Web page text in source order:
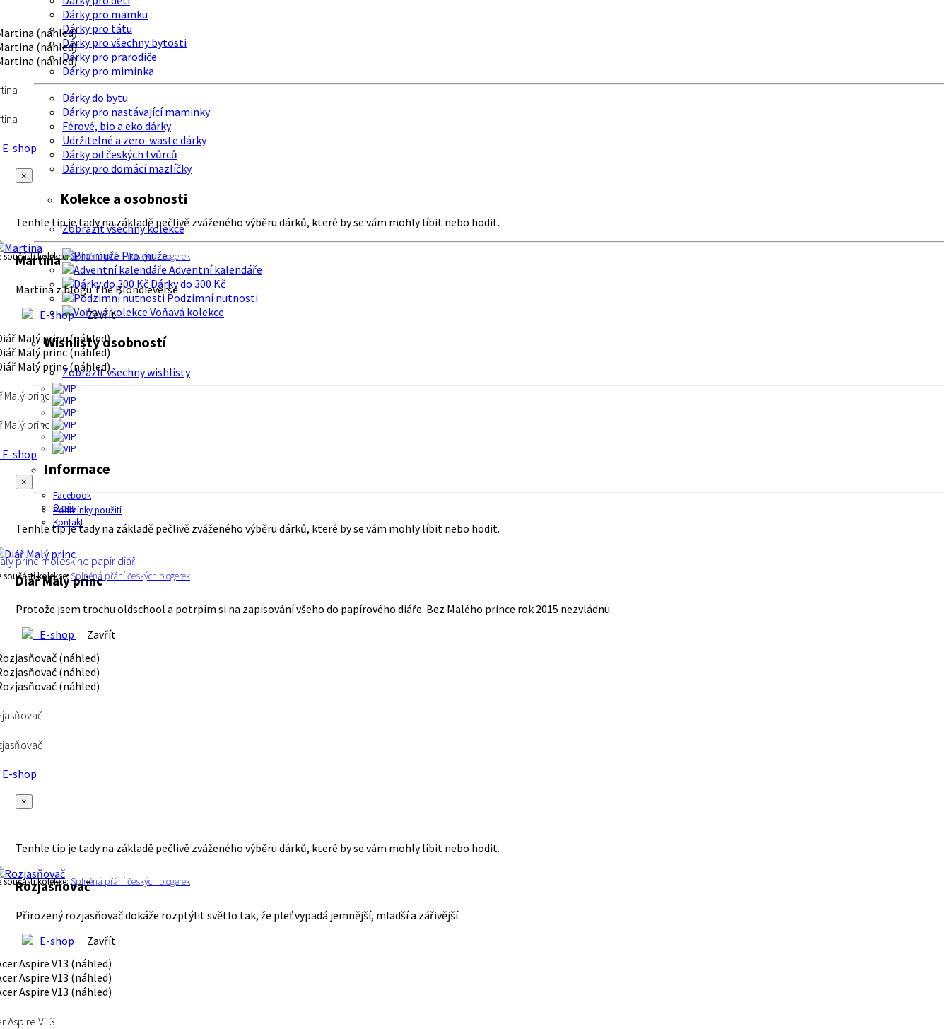
Dárky pro mamku
Dárky pro tátu
Dárky pro všechny bytosti
Dárky pro prarodiče
Dárky pro miminka
Dárky do bytu
Dárky pro nastávající maminky
Férové, bio a eko dárky
Udržitelné a zero-waste dárky
Dárky od českých tvůrců
Dárky pro domácí mazlíčky
Kolekce a osobnosti
Zobrazit všechny kolekce
Pro muže
Adventní kalendáře
Dárky do 300 Kč
Podzimní nutnosti
Voňavá kolekce
Wishlisty osobností
Zobrazit všechny wishlisty
Informace
Facebook
O nás
Podmínky použití
Kontakt
shop
×
Tenhle tip je tady na základě pečlivě zváženého výběru dárků, které by se vám mohly líbit nebo hodit.
součástí kolekce:Splněná přání českých blogerek
Martina
Martina z blogu The Blondieverse
E-shop Zavřít
Malý princ
Malý princ
shop
×
Tenhle tip je tady na základě pečlivě zváženého výběru dárků, které by se vám mohly líbit nebo hodit.
princmoleskine papír diář
součástí kolekce:Splněná přání českých blogerek
Diář Malý princ
Protože jsem trochu oldschool a potrpím si na zapisování všeho do papírového diáře. Bez Malého prince rok 2015 nezvládnu.
E-shop
Zavřít
shop
×
Tenhle tip je tady na základě pečlivě zváženého výběru dárků, které by se vám mohly líbit nebo hodit.
součástí kolekce:Splněná přání českých blogerek
Rozjasňovač
Přirozený rozjasňovač dokáže rozptýlit světlo tak, že pleť vypadá jemnější, mladší a zářivější.
E-shop
Zavřít
Aspire V13